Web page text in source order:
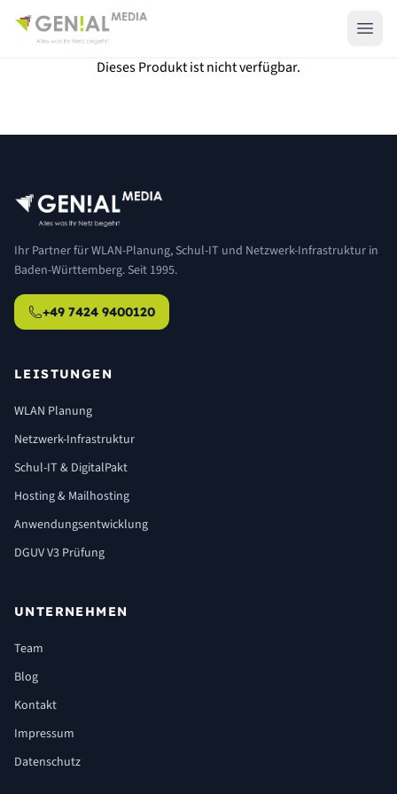
Dieses Produkt ist nicht verfügbar.
Ihr Partner für WLAN-Planung, Schul-IT und Netzwerk-Infrastruktur in
Baden-Württemberg. Seit 1995.
+49 7424 9400120
LEISTUNGEN
WLAN Planung
Netzwerk-Infrastruktur
Schul-IT & DigitalPakt
Hosting & Mailhosting
Anwendungsentwicklung
DGUV V3 Prüfung
UNTERNEHMEN
Team
Blog
Kontakt
Impressum
Datenschutz